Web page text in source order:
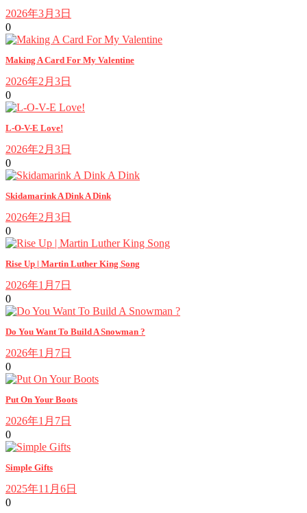
2026年3月3日
0
Making A Card For My Valentine
2026年2月3日
0
L-O-V-E Love!
2026年2月3日
0
Skidamarink A Dink A Dink
2026年2月3日
0
Rise Up | Martin Luther King Song
2026年1月7日
0
Do You Want To Build A Snowman ?
2026年1月7日
0
Put On Your Boots
2026年1月7日
0
Simple Gifts
2025年11月6日
0